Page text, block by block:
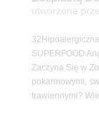
utworzone
SUPERFOOD
Zaczyna Się w
pokarmowymi,
trawiennymi?